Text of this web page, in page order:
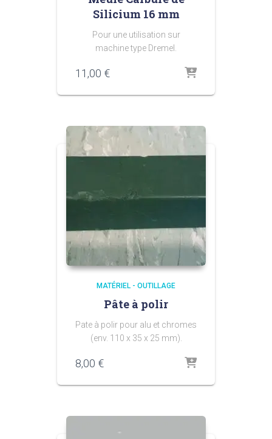
Silicium 16 mm
Pour une utilisation sur
machine type Dremel.
11,00 €
MATÉRIEL - OUTILLAGE
Pâte à polir
Pate à polir pour alu et chromes
(env. 110 x 35 x 25 mm).
8,00 €